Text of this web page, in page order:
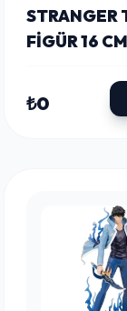
STRANGER
FIGÜR 16 CM
₺0